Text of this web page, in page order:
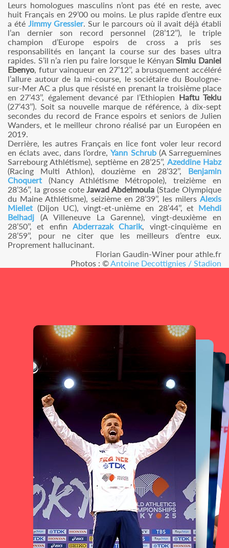
Leurs homologues masculins n’ont pas été en reste, avec
huit Français en 29’00 ou moins. Le plus rapide d’entre eux
a été Jimmy Gressier. Sur le parcours où il avait déjà établi
l’an dernier son record personnel (28’12’’), le triple
champion d’Europe espoirs de cross a pris ses
responsabilités en lançant la course sur des bases ultra
rapides. S’il n’a rien pu faire lorsque le KényanSimiu Daniel
Ebenyo, futur vainqueur en 27’12’’, a brusquement accéléré
l’allure autour de la mi-course, le sociétaire du Boulogne-
sur-Mer AC a plus que résisté en prenant la troisième place
en 27’43’’, également devancé par l’Ethiopien Haftu Teklu
(27’43’’). Soit sa nouvelle marque de référence, à dix-sept
secondes du record de France espoirs et seniors de Julien
Wanders, et le meilleur chrono réalisé par un Européen en
2019.
Derrière, les autres Français en lice font voler leur record
en éclats avec, dans l’ordre,Yann Schrub(A Sarreguemines
Sarrebourg Athlétisme), septième en 28’25’’,Azeddine Habz
(Racing Multi Athlon), douzième en 28’32’’, Benjamin
Choquert (Nancy Athlétisme Métropole), treizième en
28’36’’, la grosse coteJawad Abdelmoula (Stade Olympique
du Maine Athlétisme), seizième en 28’39’’, les milers Alexis
Miellet (Dijon UC), vingt-et-unième en 28’44’’, et Mehdi
Belhadj (A Villeneuve La Garenne), vingt-deuxième en
28’50’’, et enfin Abderrazak Charik, vingt-cinquième en
28’59’’, pour ne citer que les meilleurs d’entre eux.
Proprement hallucinant.
Florian Gaudin-Winer pour athle.fr
Photos : ©Antoine Decottignies / Stadion